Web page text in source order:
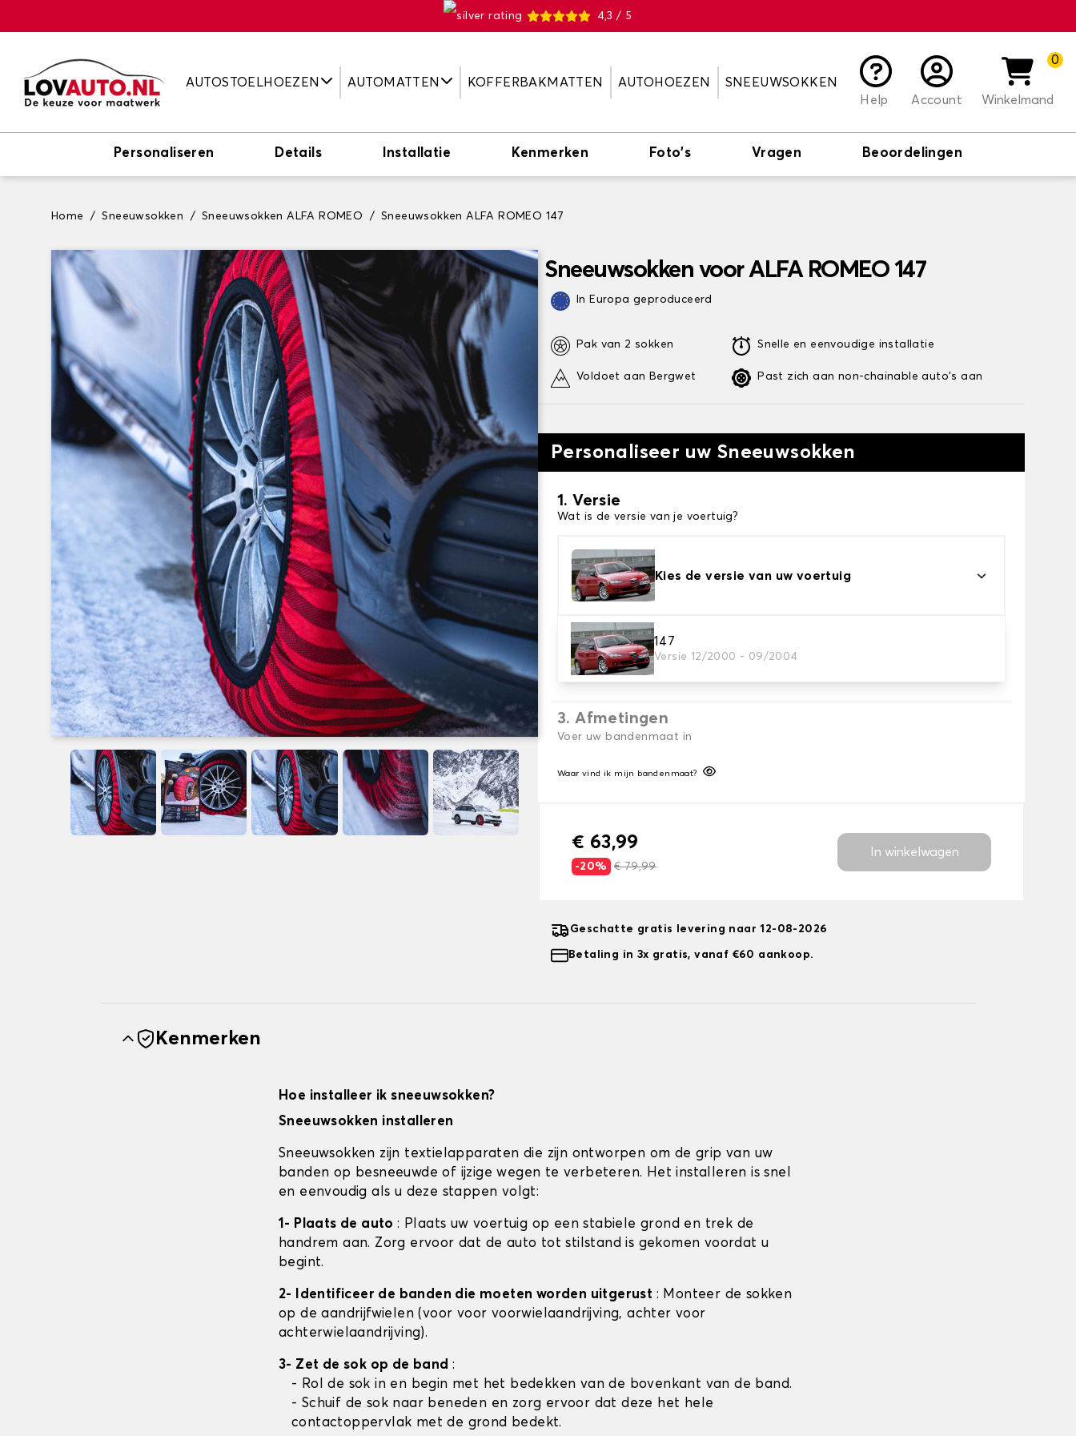
4,3 / 5
AUTOSTOELHOEZEN AUTOMATTEN KOFFERBAKMATTEN AUTOHOEZEN
SNEEUWSOKKEN
Help
Account
0
Winkelmand
Personaliseren Details Installatie Kenmerken Foto's Vragen Beoordelingen
Home Sneeuwsokken Sneeuwsokken ALFA ROMEO Sneeuwsokken ALFA ROMEO 147
Sneeuwsokken voor ALFA ROMEO 147
In Europa geproduceerd
Pak van 2 sokken
Voldoet aan Bergwet
Snelle en eenvoudige installatie
Past zich aan non-chainable auto's aan
Personaliseer uw Sneeuwsokken
1. Versie
Wat is de versie van je voertuig?
Kies de versie van uw voertuig
147
Versie 12/2000 - 09/2004
2. Sokken afwerken
Kies de juiste sneeuwsokken voor uw behoeftes
3. Afmetingen
Voer uw bandenmaat in
Waar vind ik mijn bandenmaat?
€ 63,99
-20% € 79,99
In winkelwagen
Geschatte gratis levering naar 12-08-2026
Betaling in 3x gratis, vanaf €60 aankoop.
Kenmerken
Hoe installeer ik sneeuwsokken?
Sneeuwsokken installeren
Sneeuwsokken zijn textielapparaten die zijn ontworpen om de grip van uw
banden op besneeuwde of ijzige wegen te verbeteren. Het installeren is snel
en eenvoudig als u deze stappen volgt:
1- Plaats de auto: Plaats uw voertuig op een stabiele grond en trek de
handrem aan. Zorg ervoor dat de auto tot stilstand is gekomen voordat u
begint.
2- Identificeer de banden die moeten worden uitgerust : Monteer de sokken
op de aandrijfwielen (voor voor voorwielaandrijving, achter voor
achterwielaandrijving).
3- Zet de sok op de band :
- Rol de sok in en begin met het bedekken van de bovenkant van de band.
- Schuif de sok naar beneden en zorg ervoor dat deze het hele
contactoppervlak met de grond bedekt.